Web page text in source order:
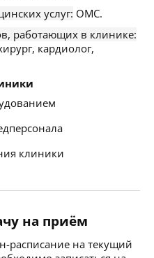
услуг: ОМС.
работающих в клинике:
кардиолог,
клиники
на приём
расписание на текущий